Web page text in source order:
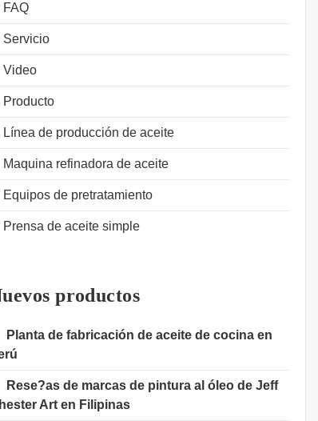
FAQ
Servicio
Video
Producto
Línea de producción de aceite
Maquina refinadora de aceite
Equipos de pretratamiento
Prensa de aceite simple
productos
Planta de fabricación de aceite de cocina en
Rese?as de marcas de pintura al óleo de Jeff
Art en Filipinas